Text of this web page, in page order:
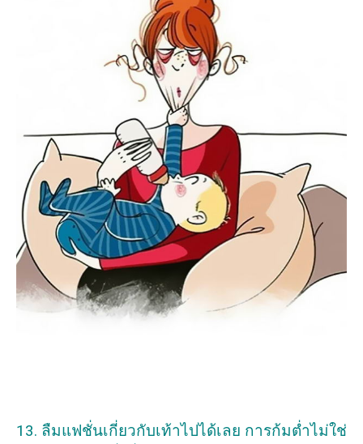
13. ลืมแฟชั่นเกี่ยวกับเท้าไปได้เลย การก้มต่ำไม่ใช่